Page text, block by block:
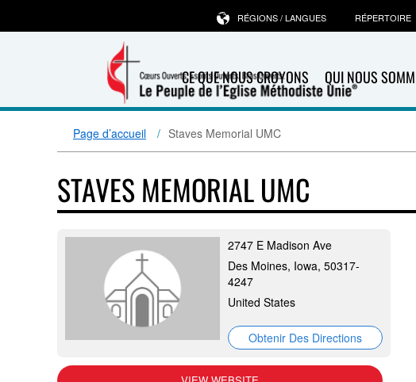
CE QUE NOUS CROYONS QUI NOUS
RÉGIONS / LANGUES RÉPERTOIRE
Page d’accueil Staves Memorial UMC
STAVES MEMORIAL UMC
2747 E Madison Ave
Des Moines, Iowa, 50317-
4247
United States
Obtenir Des Directions